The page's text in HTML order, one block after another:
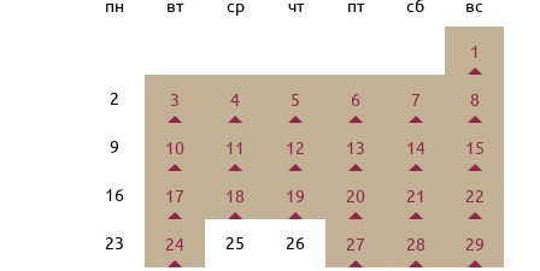
пн вт ср чт пт сб вс
1
2 3 4 5 6 7 8
9 10 11 12 13 14 15
16 17 18 19 20 21 22
23 24 25 26 27 28 29